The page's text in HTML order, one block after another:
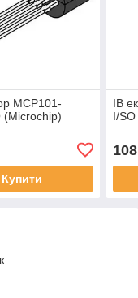
MCP101-
(Microchip)
Купити
ІВ
I/
108